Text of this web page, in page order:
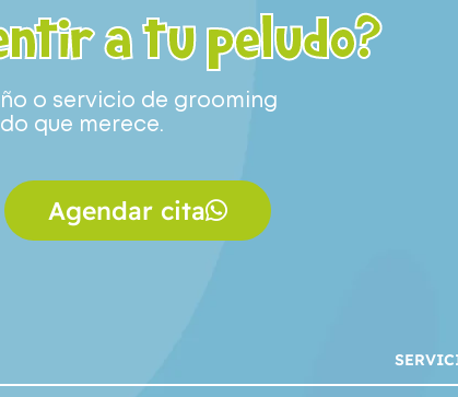
a tu peludo?
o servicio de grooming
que merece.
Agendar cita